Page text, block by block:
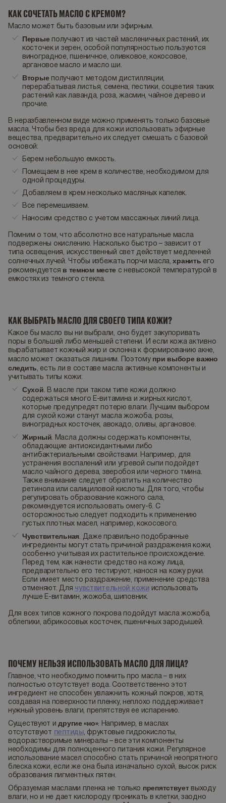
КАК СОЧЕТАТЬ МАСЛО С КРЕМОМ?
Масло может быть базовым или эфирным.
Первые получают из частей масленичных растений, их
косточек и зерен, особой популярностью пользуются
виноградное, пшеничное, оливковое, кокосовое,
аргановое масло и масло ши.
Вторые получают методом дистилляции,
перерабатывая листья, семена, пестики, соцветия таких
растений как лаванда, роза, жасмин, чайное дерево и
прочие.
В неразбавленном виде можно применять только базовые
масла. Чтобы без вреда для кожи использовать эфирные
вещества, предварительно их следует смешать с базовой
основой:
Берем небольшую емкость.
Помещаем в нее крем в количестве, необходимом для
одной процедуры.
Добавляем в крем несколько масляных капелек.
Все перемешиваем.
Наносим средство с учетом массажных линий лица.
Помним о том, что абсолютно все натуральные масла
подвержены окислению. Насколько быстро – зависит от
типа освещения, искусственный свет действует медленней
солнечных лучей. Чтобы избежать порчи масла, хранить его
рекомендуется в темном месте с невысокой температурой в
емкостях из темного стекла.
КАК ВЫБРАТЬ МАСЛО ДЛЯ СВОЕГО ТИПА КОЖИ?
Какое бы масло вы ни выбрали, оно будет закупоривать
поры в большей либо меньшей степени. И если кожа активно
вырабатывает кожный жир и склонна к формированию акне,
масло может оказаться лишним. Поэтому при выборе важно
следить, есть ли в составе масла активные компоненты и
учитывать типы кожи:
Сухой. В масле при таком типе кожи должно
содержаться много Е-витамина и жирных кислот,
которые предупредят потерю влаги. Лучшим выбором
для сухой кожи станут масла жожоба, розы,
виноградных косточек, авокадо, оливы, аргановое.
Жирный. Масла должны содержать компоненты,
обладающие антиоксидантными либо
антибактериальными свойствами. Например, для
устранения воспалений или угревой сыпи подойдет
масло чайного дерева, зверобоя или черного тмина.
Также внимание следует обратить на количество
ретинола или салициловой кислоты. Для того, чтобы
регулировать образование кожного сала,
рекомендуется использовать омегу-6. С
осторожностью следует подходить к применению
густых плотных масел, например, кокосового.
Чувствительная. Даже правильно подобранные
ингредиенты могут стать причиной раздражения кожи,
особенно учитывая их растительное происхождение.
Перед тем, как нанести средство на кожу лица,
предварительно его тестируют, нанося на кожу руки.
Если имеет место раздражение, применение средства
отменяют. Для чувствительной кожи использовать
лучше Е-витамин, жожоба, шиповник.
Для всех типов кожного покрова подойдут масла жожоба,
облепихи, абрикосовых косточек, пшеничных зародышей.
ПОЧЕМУ НЕЛЬЗЯ ИСПОЛЬЗОВАТЬ МАСЛО ДЛЯ ЛИЦА?
Главное, что необходимо помнить про масла – в них
полностью отсутствует вода. Соответственно этот
ингредиент не способен увлажнить кожный покров, хотя,
создавая на поверхности пленку, неплохо поддерживает
нужный уровень влаги, препятствуя ее испарению.
Существуют и другие «но». Например, в маслах
отсутствуют пептиды, фруктовые гидрокислоты,
водорастворимые минералы – все эти компоненты
необходимы для полноценного питания кожи. Регулярное
использование масел способно стать причиной неопрятного
блеска кожи, если же она была изначально сухой, высок риск
образования пигментных пятен.
Образуемая маслами пленка не только препятствует выходу
влаги, но и не дает кислороду проникать в клетки, заодно